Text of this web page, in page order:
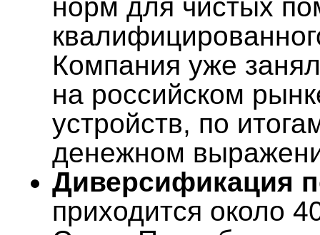
норм для чистых
Компания уже
на российском
устройств, по
денежном
Диверсификация
приходится около